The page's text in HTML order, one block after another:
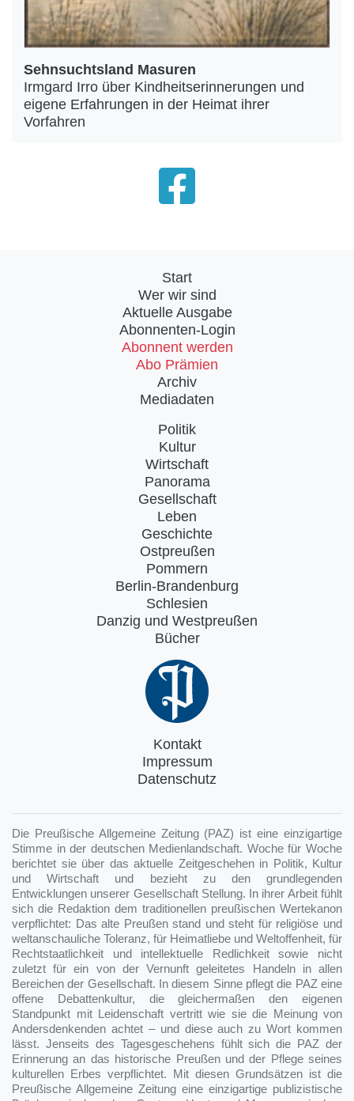
Sehnsuchtsland Masuren
Irmgard Irro über Kindheitserinnerungen und
eigene Erfahrungen in der Heimat ihrer
Vorfahren
Start
Wer wir sind
Aktuelle Ausgabe
Abonnenten-Login
Abonnent werden
Abo Prämien
Archiv
Mediadaten
Politik
Kultur
Wirtschaft
Panorama
Gesellschaft
Leben
Geschichte
Ostpreußen
Pommern
Berlin-Brandenburg
Schlesien
Danzig und Westpreußen
Bücher
Kontakt
Impressum
Datenschutz
Die Preußische Allgemeine Zeitung (PAZ) ist eine einzigartige
Stimme in der deutschen Medienlandschaft. Woche für Woche
berichtet sie über das aktuelle Zeitgeschehen in Politik, Kultur
und Wirtschaft und bezieht zu den grundlegenden
Entwicklungen unserer Gesellschaft Stellung. In ihrer Arbeit fühlt
sich die Redaktion dem traditionellen preußischen Wertekanon
verpflichtet: Das alte Preußen stand und steht für religiöse und
weltanschauliche Toleranz, für Heimatliebe und Weltoffenheit, für
Rechtstaatlichkeit und intellektuelle Redlichkeit sowie nicht
zuletzt für ein von der Vernunft geleitetes Handeln in allen
Bereichen der Gesellschaft. In diesem Sinne pflegt die PAZ eine
offene Debattenkultur, die gleichermaßen den eigenen
Standpunkt mit Leidenschaft vertritt wie sie die Meinung von
Andersdenkenden achtet – und diese auch zu Wort kommen
lässt. Jenseits des Tagesgeschehens fühlt sich die PAZ der
Erinnerung an das historische Preußen und der Pflege seines
kulturellen Erbes verpflichtet. Mit diesen Grundsätzen ist die
Preußische Allgemeine Zeitung eine einzigartige publizistische